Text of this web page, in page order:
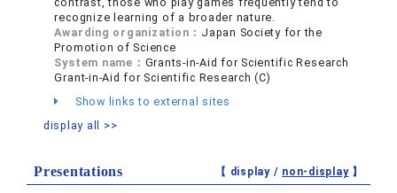
recognize learning of a broader nature.
Awarding organization： Japan Society for the
Promotion of Science
System name： Grants-in-Aid for Scientific Research
Grant-in-Aid for Scientific Research (C)
Show links to external sites
display all >>
Presentations 【 display / non-display】